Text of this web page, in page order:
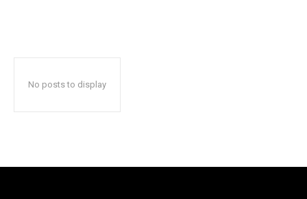
No posts to display